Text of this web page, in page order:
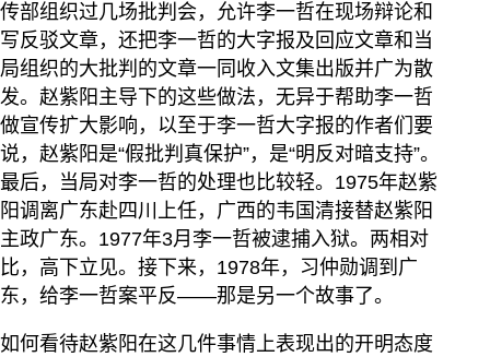
传部组织过几场批判会，允许李一哲在现场辩论和
写反驳文章，还把李一哲的大字报及回应文章和当
局组织的大批判的文章一同收入文集出版并广为散
发。赵紫阳主导下的这些做法，无异于帮助李一哲
做宣传扩大影响，以至于李一哲大字报的作者们要
说，赵紫阳是“假批判真保护”，是“明反对暗支持”。
最后，当局对李一哲的处理也比较轻。1975年赵紫
阳调离广东赴四川上任，广西的韦国清接替赵紫阳
主政广东。1977年3月李一哲被逮捕入狱。两相对
比，高下立见。接下来，1978年，习仲勋调到广
东，给李一哲案平反——那是另一个故事了。
如何看待赵紫阳在这几件事情上表现出的开明态度